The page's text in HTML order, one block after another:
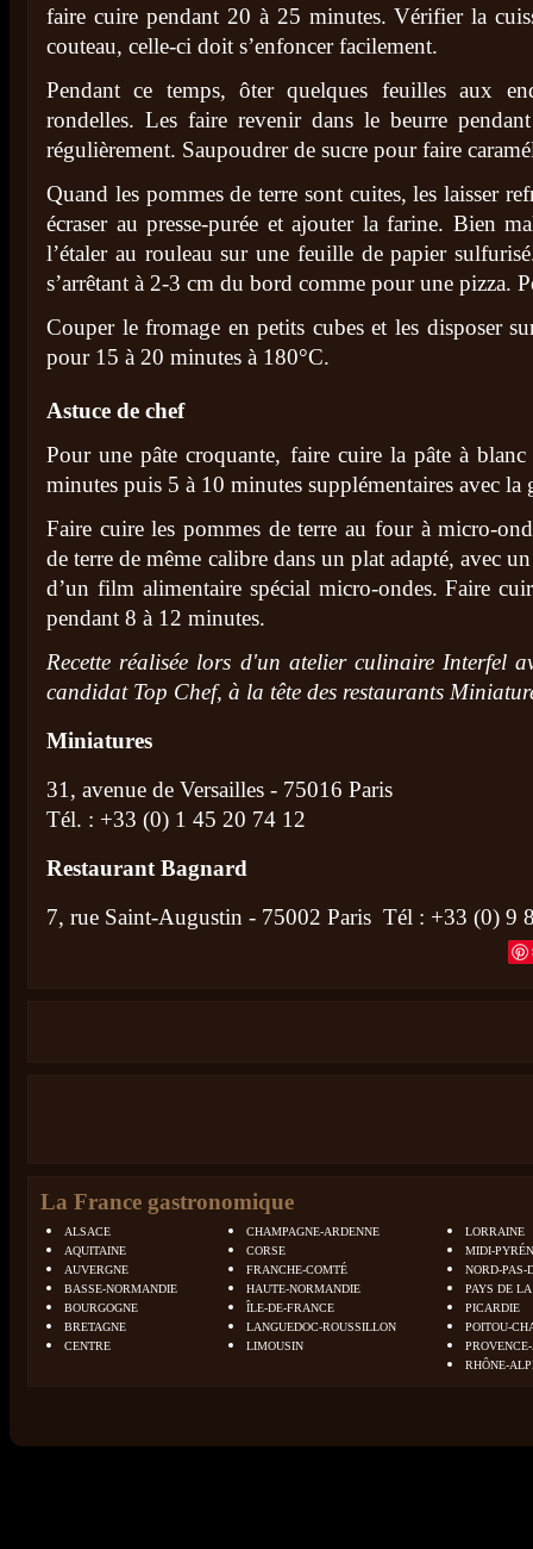
faire cuire pendant 20 à 25 minutes. Vérifier la
couteau, celle-ci doit s’enfoncer facilement.
Pendant ce temps, ôter quelques feuilles aux
rondelles. Les faire revenir dans le beurre
régulièrement. Saupoudrer de sucre pour faire
Quand les pommes de terre sont cuites, les laisser
écraser au presse-purée et ajouter la farine. Bien
l’étaler au rouleau sur une feuille de papier
s’arrêtant à 2-3 cm du bord comme pour une pizza.
Couper le fromage en petits cubes et les disposer
pour 15 à 20 minutes à 180°C.
Astuce de chef
Pour une pâte croquante, faire cuire la pâte à
minutes puis 5 à 10 minutes supplémentaires avec la
Faire cuire les pommes de terre au four à micro-
de terre de même calibre dans un plat adapté, avec
d’un film alimentaire spécial micro-ondes. Faire
pendant 8 à 12 minutes.
Recette réalisée lors d'un atelier culinaire Interfel
candidat Top Chef, à la tête des restaurants
Miniatures
31, avenue de Versailles - 75016 Paris
Tél. : +33 (0) 1 45 20 74 12
Restaurant Bagnard
7, rue Saint-Augustin - 75002 Paris Tél : +33 (0) 9
La France gastronomique
ALSACE
AQUITAINE
AUVERGNE
BASSE-NORMANDIE
BOURGOGNE
BRETAGNE
CENTRE
CHAMPAGNE-ARDENNE
CORSE
FRANCHE-COMTÉ
HAUTE-NORMANDIE
ÎLE-DE-FRANCE
LANGUEDOC-ROUSSILLON
LIMOUSIN
LORRAINE
MIDI-
NORD-PAS-
PAYS DE
PICARDIE
POITOU-
RHÔNE-